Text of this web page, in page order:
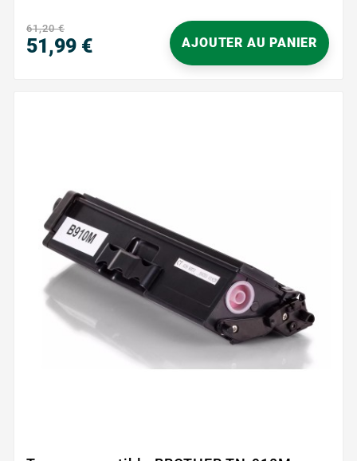
par votre appareil, sans réglages complexes.
Profitez...
61,20 €
51,99 € AJOUTER AU PANIER